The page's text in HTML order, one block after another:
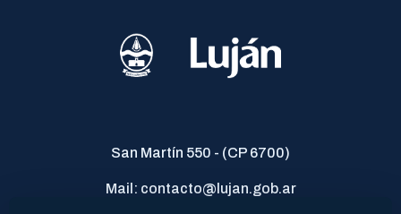
San Martín 550 - (CP 6700)
Mail: contacto@lujan.gob.ar